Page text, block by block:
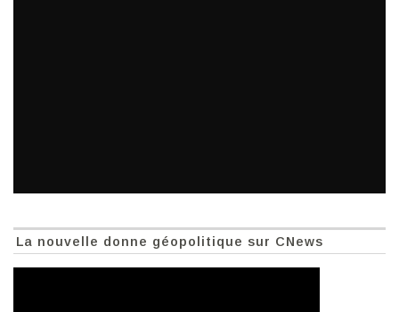
La nouvelle donne géopolitique sur CNews